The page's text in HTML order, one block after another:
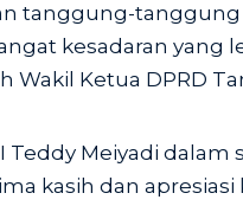
tanggung-
kesadaran yang
Wakil Ketua DPRD
Teddy Meiyadi dalam
kasih dan apresiasi